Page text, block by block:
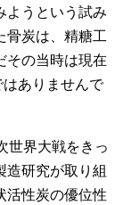
ようという試み
骨炭は、精糖工
その当時は現在
ありませんで
世界大戦をきっ
造研究が取り組
活性炭の優位性